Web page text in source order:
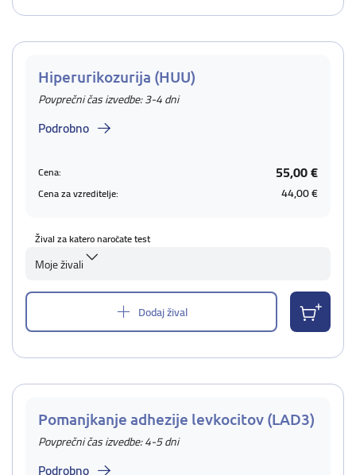
Hiperurikozurija (HUU)
Povprečni čas izvedbe: 3-4 dni
Podrobno
Cena: 55,00 €
Cena za vzreditelje: 44,00 €
Žival za katero naročate test
Moje živali
Dodaj žival
Pomanjkanje adhezije levkocitov (LAD3)
Povprečni čas izvedbe: 4-5 dni
Podrobno